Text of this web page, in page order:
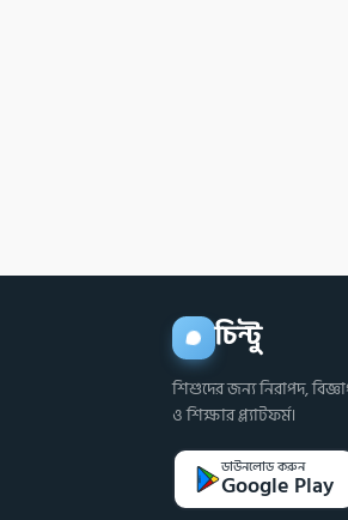
চিন্টু
শিশুদের জন্য নিরাপদ,
ও শিক্ষার প্ল্যাটফর্ম।
ডাউনলোড করুন
Google Play